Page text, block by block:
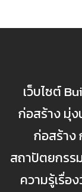
เว็บไซต์
ก่อสร้าง มุ่ง
ก่อสร้า
สถาปัตยกรร
ความรู้เรื่อ